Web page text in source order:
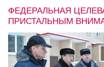
ФЕДЕРАЛЬНАЯ
ПРИСТАЛЬНЫМ